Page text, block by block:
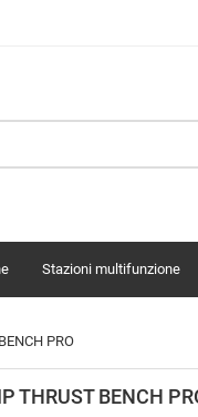
Stazioni multifunzione
PRO
THRUST BENCH